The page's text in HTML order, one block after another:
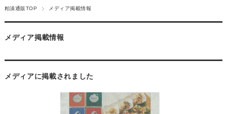
粕漬通販TOP メディア掲載情報
メディア掲載情報
メディアに掲載されました